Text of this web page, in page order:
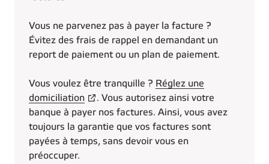
Vous ne parvenez pas à payer la facture ?
Évitez des frais de rappel en demandant un
report de paiement ou un plan de paiement.
Vous voulez être tranquille ? Réglez une
domiciliation
. Vous autorisez ainsi votre
banque à payer nos factures. Ainsi, vous avez
toujours la garantie que vos factures sont
payées à temps, sans devoir vous en
préoccuper.